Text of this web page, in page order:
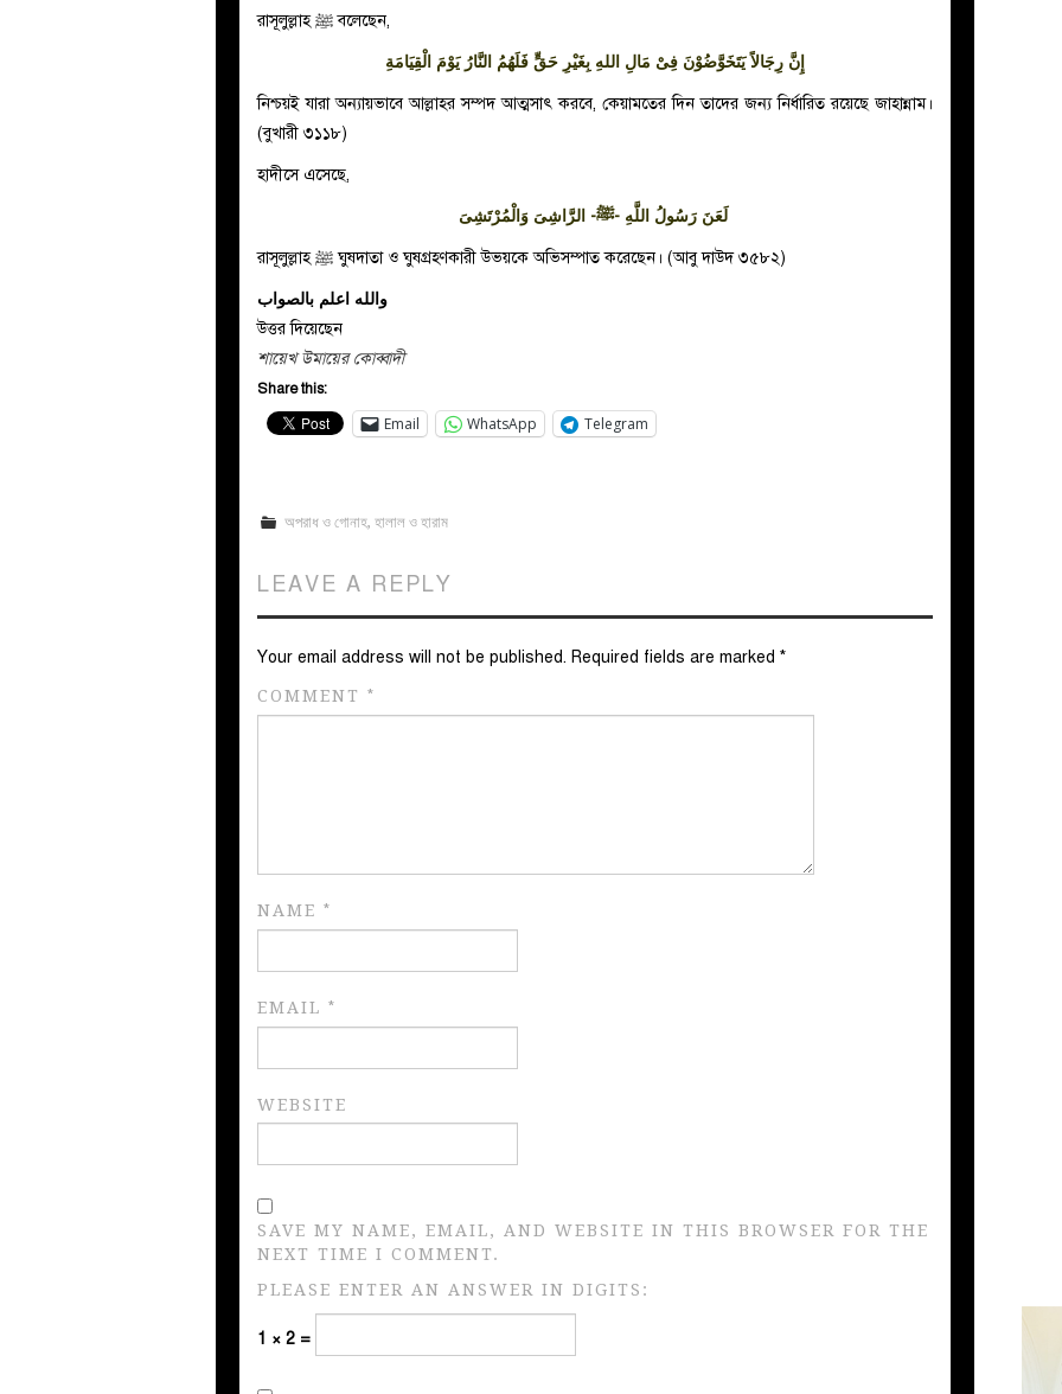
রাসূলুল্লাহ ﷺ বলেছেন,
إِنَّ رِجَالاً يَتَخَوَّضُوْنَ فِىْ مَالِ اللهِ بِغَيْرِ حَقٍّ فَلَهُمُ النَّارُ يَوْمَ الْقِيَامَةِ
নিশ্চয়ই যারা অন্যায়ভাবে আল্লাহর সম্পদ আত্মসাৎ করবে, কেয়ামতের দিন তাদের জন্য নির্ধারিত রয়েছে জাহান্নাম।
(বুখারী ৩১১৮)
হাদীসে এসেছে,
لَعَنَ رَسُولُ اللَّهِ -ﷺ- الرَّاشِىَ وَالْمُرْتَشِىَ
রাসূলুল্লাহ ﷺ ঘুষদাতা ও ঘুষগ্রহণকারী উভয়কে অভিসম্পাত করেছেন। (আবু দাউদ ৩৫৮২)
والله اعلم بالصواب
উত্তর দিয়েছেন
শায়েখ উমায়ের কোব্বাদী
Share this:
Email WhatsApp Telegram
অপরাধ ও গোনাহ,হালাল ও হারাম
LEAVE A REPLY
Your email address will not be published. Required fields are marked *
COMMENT *
NAME *
EMAIL *
WEBSITE
SAVE MY NAME, EMAIL, AND WEBSITE IN THIS BROWSER FOR THE
NEXT TIME I COMMENT.
PLEASE ENTER AN ANSWER IN DIGITS:
1 × 2 =